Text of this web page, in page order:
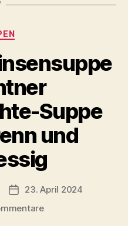
Suppe
und
Veröffentlichungsdatum
23. April 2024
zu